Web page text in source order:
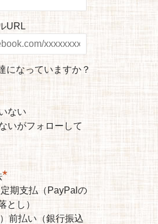
URL
になっていますか？
ない
いがフォローして
*
期支払（PayPalの
とし）
前払い（銀行振込